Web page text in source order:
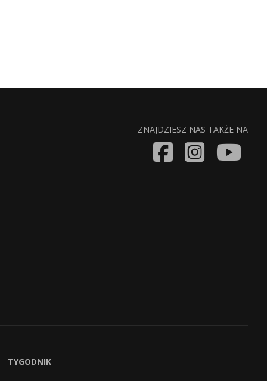
ZNAJDZIESZ NAS TAKŻE NA
TYGODNIK